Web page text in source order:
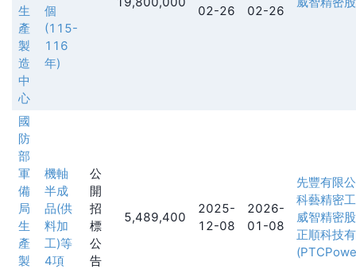
生
產
製
造
中
心
個
(115-
116
年)
02-26
02-26
國
防
部
軍
備
局
生
產
製
機軸
半成
品(供
料加
工)等
4項
公
開
招
標
公
告
5,489,400
2025-
12-08
2026-
01-08
先豐有限
科藝精密
威智精密
正順科技